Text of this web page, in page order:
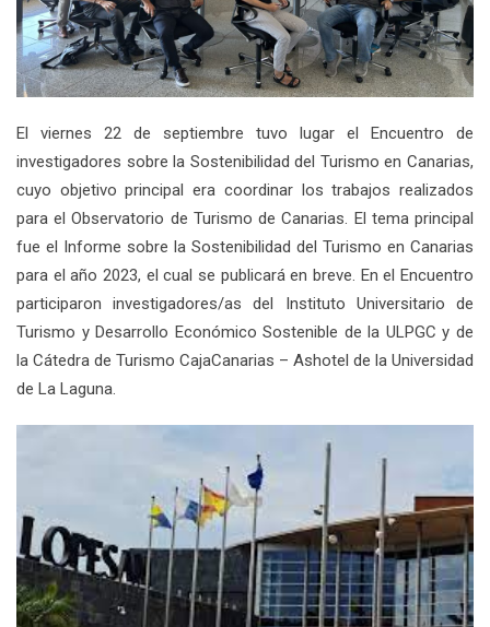
El viernes 22 de septiembre tuvo lugar el Encuentro de
investigadores sobre la Sostenibilidad del Turismo en Canarias,
cuyo objetivo principal era coordinar los trabajos realizados
para el Observatorio de Turismo de Canarias. El tema principal
fue el Informe sobre la Sostenibilidad del Turismo en Canarias
para el año 2023, el cual se publicará en breve. En el Encuentro
participaron investigadores/as del Instituto Universitario de
Turismo y Desarrollo Económico Sostenible de la ULPGC y de
la Cátedra de Turismo CajaCanarias – Ashotel de la Universidad
de La Laguna.